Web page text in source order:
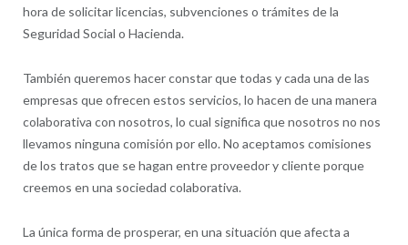
hora de solicitar licencias, subvenciones o trámites de la
Seguridad Social o Hacienda.
También queremos hacer constar que todas y cada una de las
empresas que ofrecen estos servicios, lo hacen de una manera
colaborativa con nosotros, lo cual significa que nosotros no nos
llevamos ninguna comisión por ello. No aceptamos comisiones
de los tratos que se hagan entre proveedor y cliente porque
creemos en una sociedad colaborativa.
La única forma de prosperar, en una situación que afecta a